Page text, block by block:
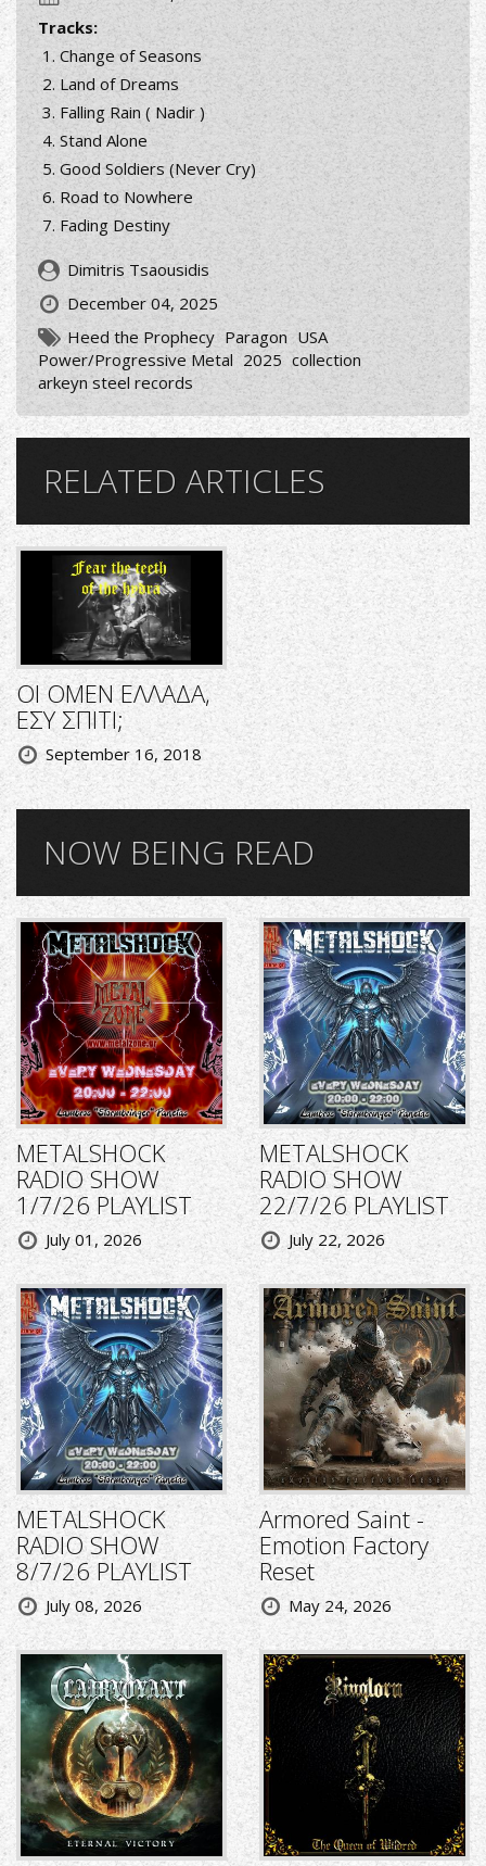
Tracks:
Change of Seasons
Land of Dreams
Falling Rain ( Nadir )
Stand Alone
Good Soldiers (Never Cry)
Road to Nowhere
Fading Destiny
Dimitris Tsaousidis
December 04, 2025
Heed the Prophecy Paragon USA
Power/Progressive Metal 2025 collection
arkeyn steel records
RELATED ARTICLES
ΟΙ OMEN ΕΛΛΑΔΑ,
ΕΣΥ ΣΠΙΤΙ;
September 16, 2018
NOW BEING READ
METALSHOCK
RADIO SHOW
1/7/26 PLAYLIST
July 01, 2026
METALSHOCK
RADIO SHOW
22/7/26 PLAYLIST
July 22, 2026
METALSHOCK
RADIO SHOW
8/7/26 PLAYLIST
July 08, 2026
Armored Saint -
Emotion Factory
Reset
May 24, 2026